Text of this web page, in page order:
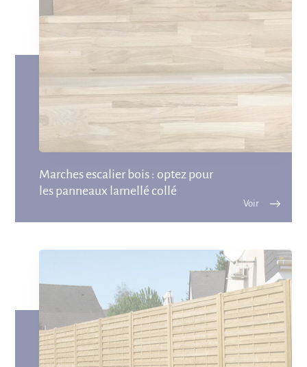
Marches escalier bois : optez pour
les panneaux lamellé collé